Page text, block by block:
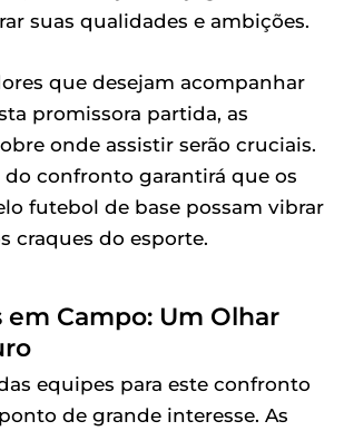
suas qualidades e ambições.
que desejam acompanhar
promissora partida, as
onde assistir serão cruciais.
do confronto garantirá que os
futebol de base possam vibrar
craques do esporte.
em Campo: Um Olhar
equipes para este confronto
de grande interesse. As